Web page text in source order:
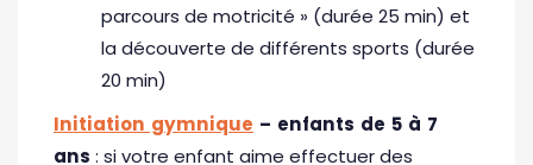
parcours de motricité » (durée 25 min) et
la découverte de différents sports (durée
20 min)
Initiation gymnique – enfants de 5 à 7
ans : si votre enfant aime effectuer des